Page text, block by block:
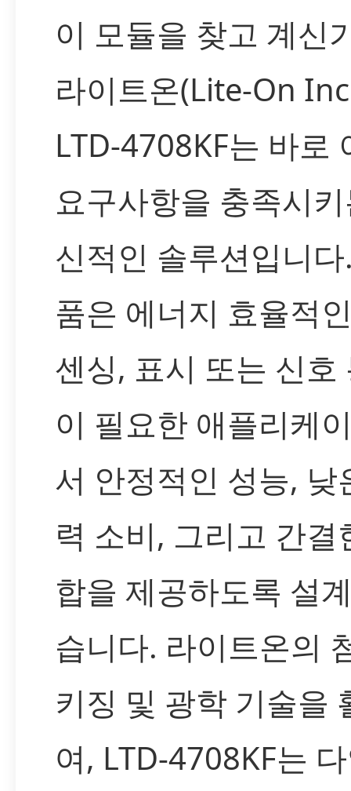
이 모듈을 찾고 계신
라이트온(Lite-On
LTD-4708KF는 바로
요구사항을 충족시
신적인 솔루션입니
품은 에너지 효율적
센싱, 표시 또는 신호
이 필요한 애플리케
서 안정적인 성능, 낮
력 소비, 그리고 간결
합을 제공하도록 설
습니다. 라이트온의
키징 및 광학 기술을
여, LTD-4708KF는